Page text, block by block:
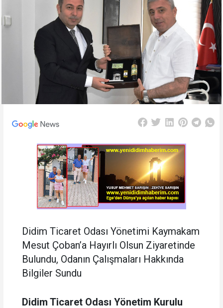
Didim Ticaret Odası Yönetimi Kaymakam
Mesut Çoban’a Hayırlı Olsun Ziyaretinde
Bulundu, Odanın Çalışmaları Hakkında
Bilgiler Sundu
Didim Ticaret Odası Yönetim Kurulu